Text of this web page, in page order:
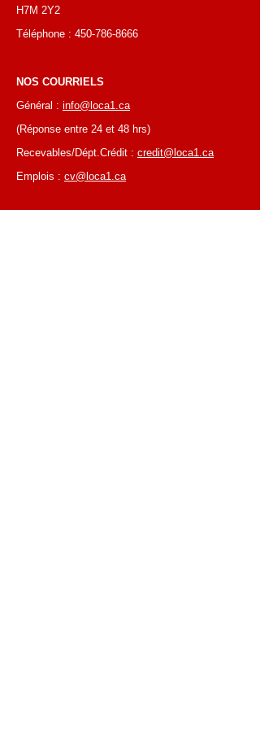
H7M 2Y2
Téléphone : 450-786-8666
NOS COURRIELS
Général : info@loca1.ca
(Réponse entre 24 et 48 hrs)
Recevables/Dépt.Crédit : credit@loca1.ca
Emplois : cv@loca1.ca